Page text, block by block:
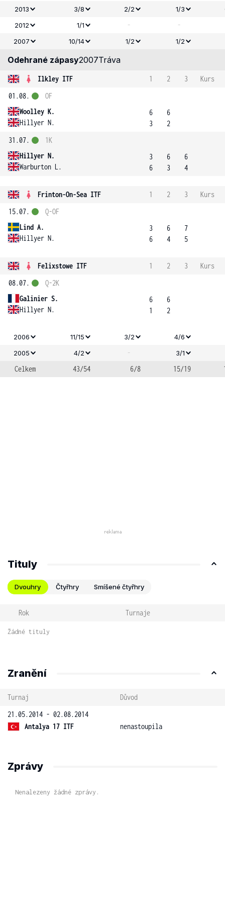
2013
3/8 2/2 1/3
2012
1/1 - -
2007 10/14 1/2 1/2
Odehrané zápasy2007Tráva
Ilkley ITF 1 2 3
Kurs
01.08.
Woolley K.
Hillyer N.
OF
6
3
6
2
31.07.
Hillyer N.
Warburton L.
1K
3
6
6
3
6
4
Frinton-On-Sea ITF 1 2 3
Kurs
15.07.
Lind A.
Hillyer N.
Q-OF
3
6
6
4
7
5
Felixstowe ITF 1 2 3
Kurs
08.07.
Galinier S.
Hillyer N.
Q-2K
6
1
6
2
2006 11/15 3/2 4/6
2005
4/2 - 3/1
Celkem 43/54 6/8 15/19
Tituly
Dvouhry Čtyřhry Smíšené čtyřhry
Rok Turnaje
Žádné tituly
Zranění
Turnaj
Důvod
21.05.2014 - 02.08.2014
Antalya 17 ITF
nenastoupila
Zprávy
Nenalezeny žádné zprávy.